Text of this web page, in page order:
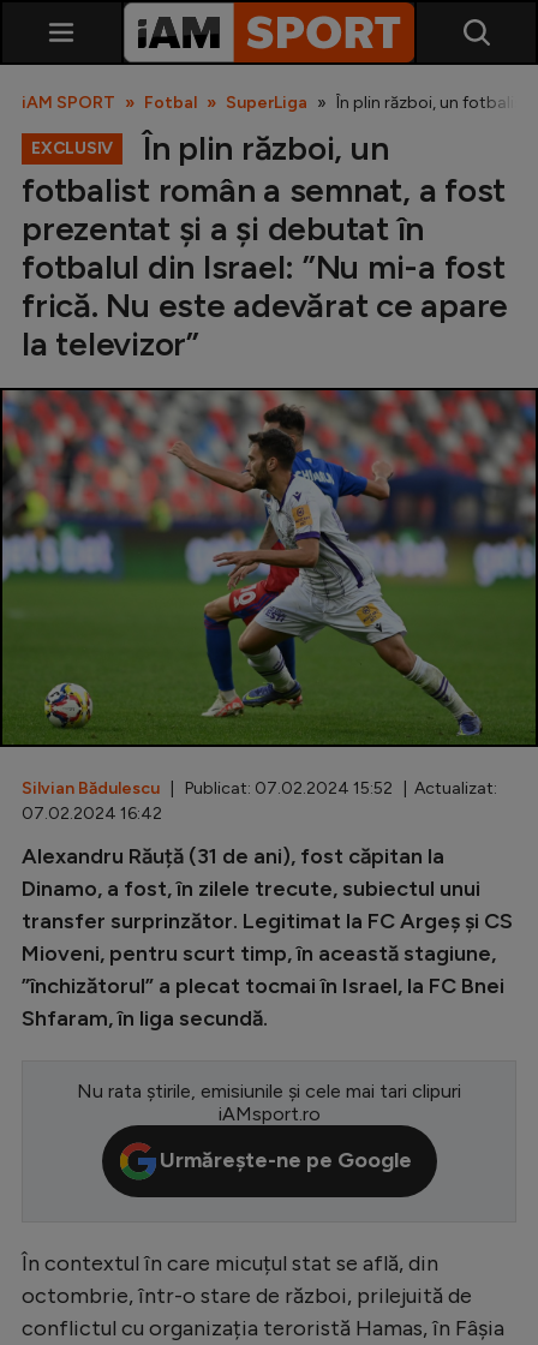
SuperLiga
Liga 2
Cupa României
Echipa Națională
U21
Fotbal feminin
Special
Diverse
Clasamente
Champions League
Europa League
Conference League
CM 2026
Premier League
Serie A
Bundesliga
Ligue 1
Starurile fotbalului
EURO 2024
iAM SPORT Fotbal SuperLiga În plin război, un fotbalist
EXCLUSIV
În plin război, un
fotbalist român a semnat, a fost
prezentat și a și debutat în
fotbalul din Israel: ”Nu mi-a fost
frică. Nu este adevărat ce apare
la televizor”
Silvian Bădulescu | Publicat: 07.02.2024 15:52 | Actualizat:
07.02.2024 16:42
Alexandru Răuță (31 de ani), fost căpitan la
Dinamo, a fost, în zilele trecute, subiectul unui
transfer surprinzător. Legitimat la FC Argeș și CS
Mioveni, pentru scurt timp, în această stagiune,
”închizătorul” a plecat tocmai în Israel, la FC Bnei
Shfaram, în liga secundă.
Nu rata știrile, emisiunile și cele mai tari clipuri
iAMsport.ro
Urmărește-ne pe Google
În contextul în care micuțul stat se află, din
octombrie, într-o stare de război, prilejuită de
conflictul cu organizația teroristă Hamas, în Fâșia